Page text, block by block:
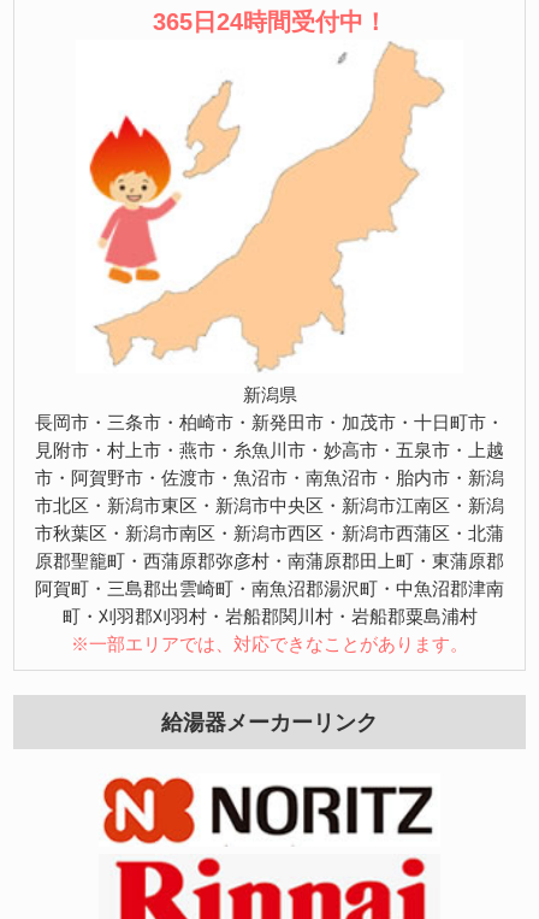
365日24時間受付中！
新潟県
長岡市・三条市・柏崎市・新発田市・加茂市・十日町市・
見附市・村上市・燕市・糸魚川市・妙高市・五泉市・上越
市・阿賀野市・佐渡市・魚沼市・南魚沼市・胎内市・新潟
市北区・新潟市東区・新潟市中央区・新潟市江南区・新潟
市秋葉区・新潟市南区・新潟市西区・新潟市西蒲区・北蒲
原郡聖籠町・西蒲原郡弥彦村・南蒲原郡田上町・東蒲原郡
阿賀町・三島郡出雲崎町・南魚沼郡湯沢町・中魚沼郡津南
町・刈羽郡刈羽村・岩船郡関川村・岩船郡粟島浦村
※一部エリアでは、対応できなことがあります。
給湯器メーカーリンク